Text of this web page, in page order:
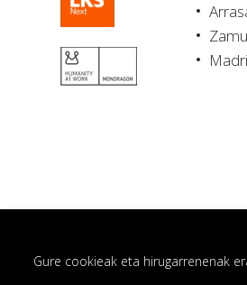
Gure cookieak eta hirugarrenenak